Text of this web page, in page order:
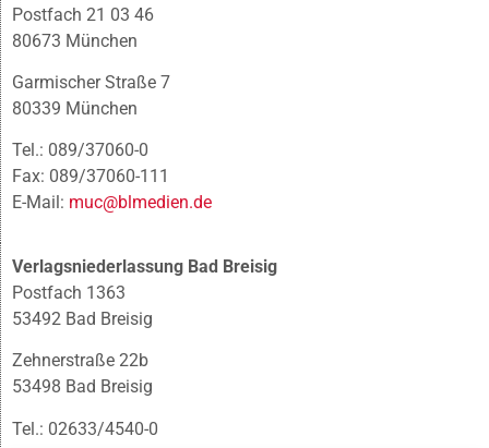
Postfach 21 03 46
80673 München
Garmischer Straße 7
80339 München
Tel.: 089/37060-0
Fax: 089/37060-111
E-Mail: muc@blmedien.de
Verlagsniederlassung Bad Breisig
Postfach 1363
53492 Bad Breisig
Zehnerstraße 22b
53498 Bad Breisig
Tel.: 02633/4540-0